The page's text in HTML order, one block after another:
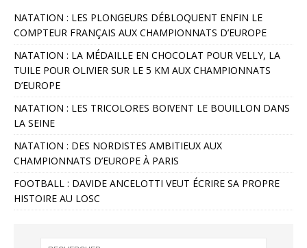
NATATION : LES PLONGEURS DÉBLOQUENT ENFIN LE
COMPTEUR FRANÇAIS AUX CHAMPIONNATS D’EUROPE
NATATION : LA MÉDAILLE EN CHOCOLAT POUR VELLY, LA
TUILE POUR OLIVIER SUR LE 5 KM AUX CHAMPIONNATS
D’EUROPE
NATATION : LES TRICOLORES BOIVENT LE BOUILLON DANS
LA SEINE
NATATION : DES NORDISTES AMBITIEUX AUX
CHAMPIONNATS D’EUROPE À PARIS
FOOTBALL : DAVIDE ANCELOTTI VEUT ÉCRIRE SA PROPRE
HISTOIRE AU LOSC